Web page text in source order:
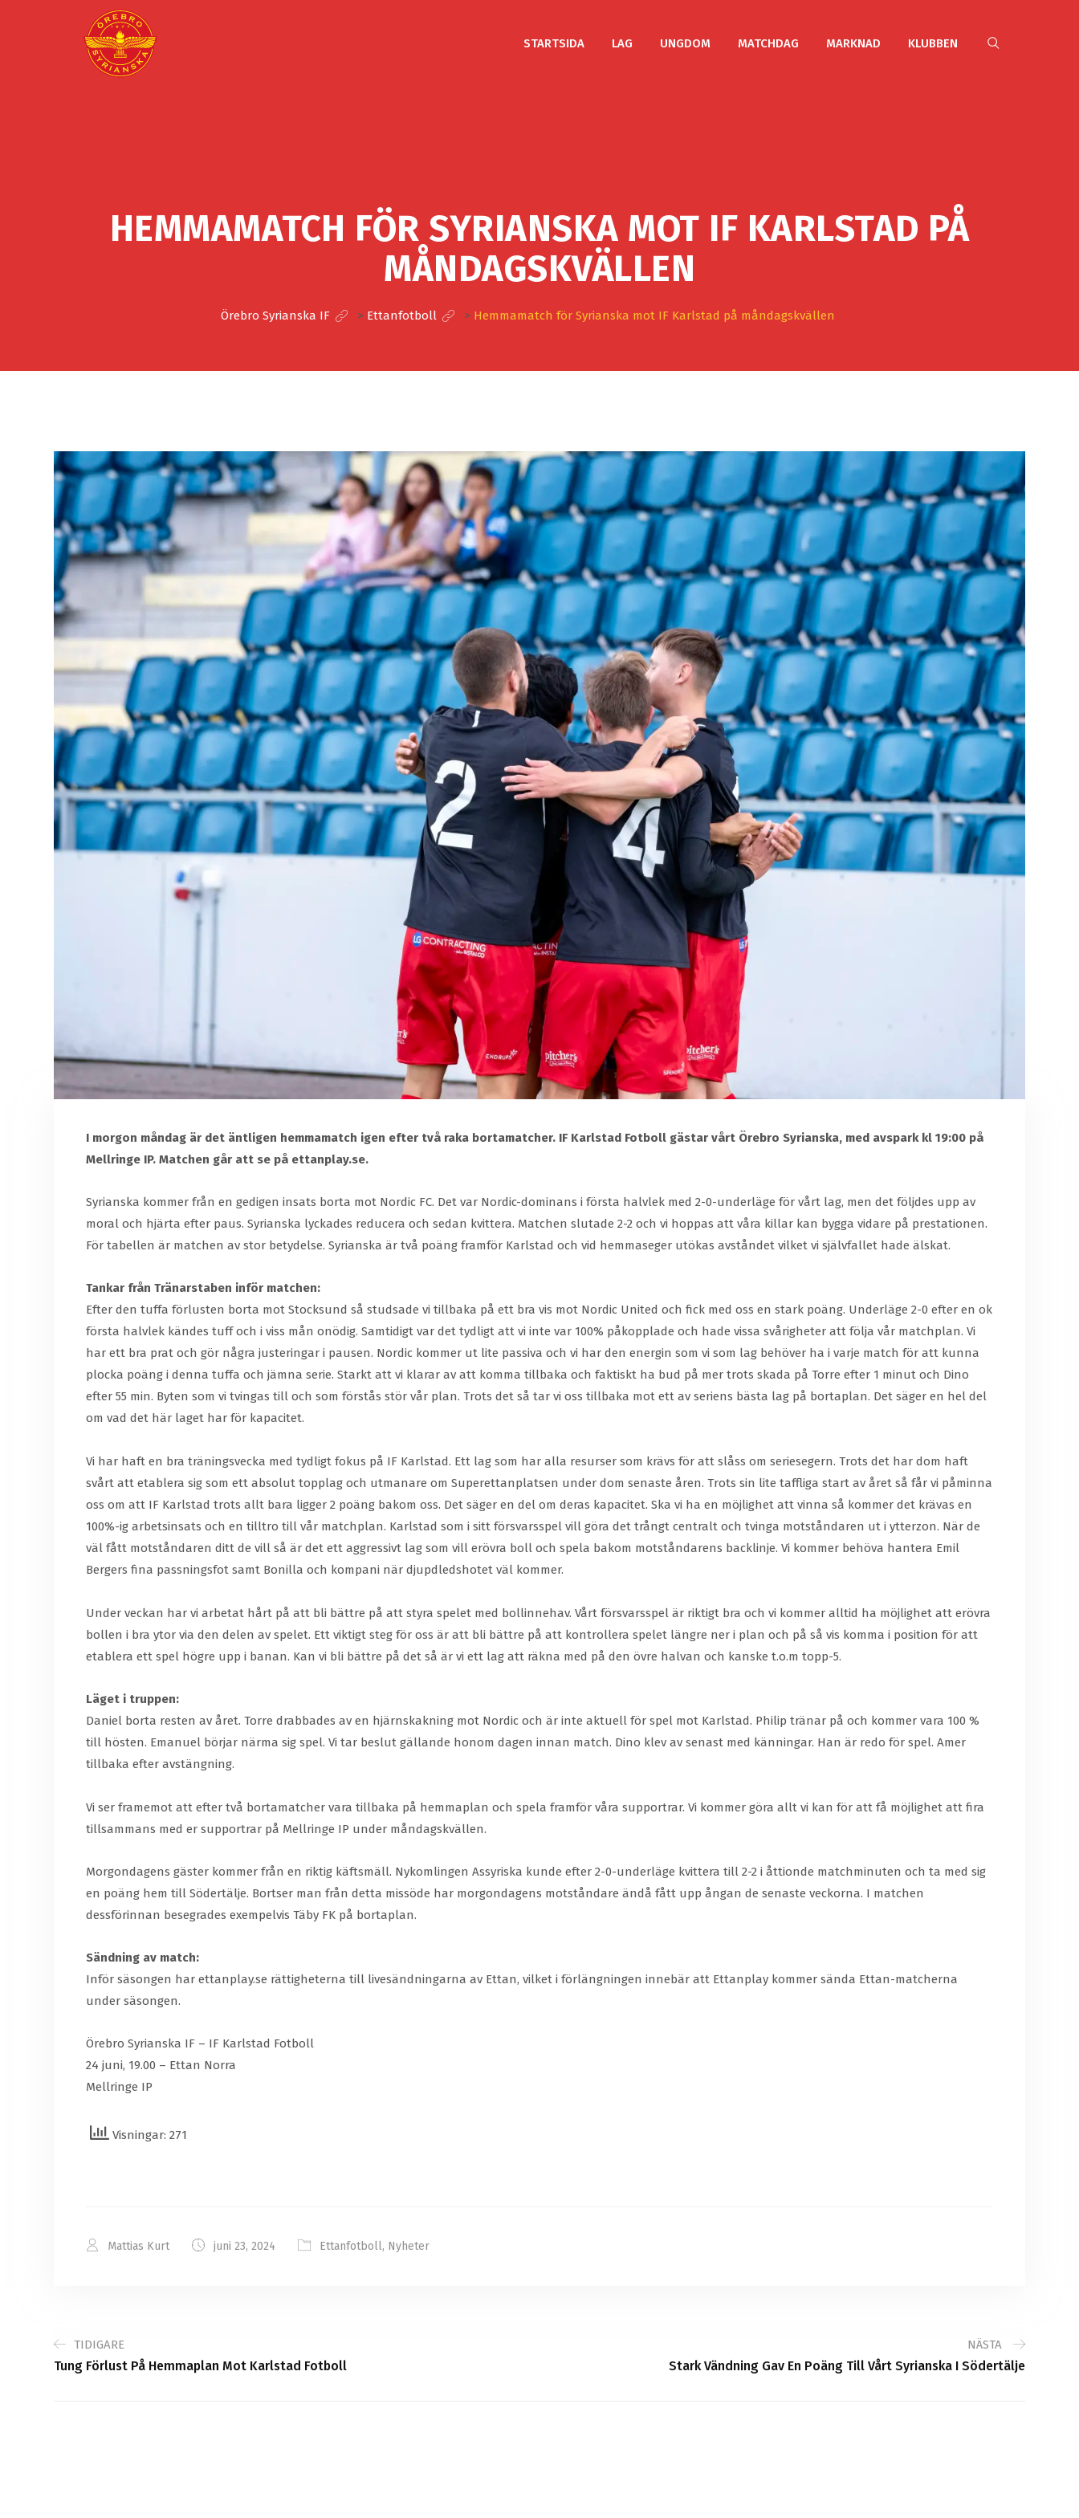
STARTSIDA LAG UNGDOM MATCHDAG MARKNAD KLUBBEN
HEMMAMATCH FÖR SYRIANSKA MOT IF KARLSTAD PÅ
MÅNDAGSKVÄLLEN
Örebro Syrianska IF > Ettanfotboll > Hemmamatch för Syrianska mot IF Karlstad på måndagskvällen
I morgon måndag är det äntligen hemmamatch igen efter två raka bortamatcher. IF Karlstad Fotboll gästar vårt Örebro Syrianska, med avspark kl 19:00 på
Mellringe IP. Matchen går att se på ettanplay.se.
Syrianska kommer från en gedigen insats borta mot Nordic FC. Det var Nordic-dominans i första halvlek med 2-0-underläge för vårt lag, men det följdes upp av
moral och hjärta efter paus. Syrianska lyckades reducera och sedan kvittera. Matchen slutade 2-2 och vi hoppas att våra killar kan bygga vidare på prestationen.
För tabellen är matchen av stor betydelse. Syrianska är två poäng framför Karlstad och vid hemmaseger utökas avståndet vilket vi självfallet hade älskat.
Tankar från Tränarstaben inför matchen:
Efter den tuffa förlusten borta mot Stocksund så studsade vi tillbaka på ett bra vis mot Nordic United och fick med oss en stark poäng. Underläge 2-0 efter en ok
första halvlek kändes tuff och i viss mån onödig. Samtidigt var det tydligt att vi inte var 100% påkopplade och hade vissa svårigheter att följa vår matchplan. Vi
har ett bra prat och gör några justeringar i pausen. Nordic kommer ut lite passiva och vi har den energin som vi som lag behöver ha i varje match för att kunna
plocka poäng i denna tuffa och jämna serie. Starkt att vi klarar av att komma tillbaka och faktiskt ha bud på mer trots skada på Torre efter 1 minut och Dino
efter 55 min. Byten som vi tvingas till och som förstås stör vår plan. Trots det så tar vi oss tillbaka mot ett av seriens bästa lag på bortaplan. Det säger en hel del
om vad det här laget har för kapacitet.
Vi har haft en bra träningsvecka med tydligt fokus på IF Karlstad. Ett lag som har alla resurser som krävs för att slåss om seriesegern. Trots det har dom haft
svårt att etablera sig som ett absolut topplag och utmanare om Superettanplatsen under dom senaste åren. Trots sin lite taffliga start av året så får vi påminna
oss om att IF Karlstad trots allt bara ligger 2 poäng bakom oss. Det säger en del om deras kapacitet. Ska vi ha en möjlighet att vinna så kommer det krävas en
100%-ig arbetsinsats och en tilltro till vår matchplan. Karlstad som i sitt försvarsspel vill göra det trångt centralt och tvinga motståndaren ut i ytterzon. När de
väl fått motståndaren ditt de vill så är det ett aggressivt lag som vill erövra boll och spela bakom motståndarens backlinje. Vi kommer behöva hantera Emil
Bergers fina passningsfot samt Bonilla och kompani när djupdledshotet väl kommer.
Under veckan har vi arbetat hårt på att bli bättre på att styra spelet med bollinnehav. Vårt försvarsspel är riktigt bra och vi kommer alltid ha möjlighet att erövra
bollen i bra ytor via den delen av spelet. Ett viktigt steg för oss är att bli bättre på att kontrollera spelet längre ner i plan och på så vis komma i position för att
etablera ett spel högre upp i banan. Kan vi bli bättre på det så är vi ett lag att räkna med på den övre halvan och kanske t.o.m topp-5.
Läget i truppen:
Daniel borta resten av året. Torre drabbades av en hjärnskakning mot Nordic och är inte aktuell för spel mot Karlstad. Philip tränar på och kommer vara 100 %
till hösten. Emanuel börjar närma sig spel. Vi tar beslut gällande honom dagen innan match. Dino klev av senast med känningar. Han är redo för spel. Amer
tillbaka efter avstängning.
Vi ser framemot att efter två bortamatcher vara tillbaka på hemmaplan och spela framför våra supportrar. Vi kommer göra allt vi kan för att få möjlighet att fira
tillsammans med er supportrar på Mellringe IP under måndagskvällen.
Morgondagens gäster kommer från en riktig käftsmäll. Nykomlingen Assyriska kunde efter 2-0-underläge kvittera till 2-2 i åttionde matchminuten och ta med sig
en poäng hem till Södertälje. Bortser man från detta missöde har morgondagens motståndare ändå fått upp ångan de senaste veckorna. I matchen
dessförinnan besegrades exempelvis Täby FK på bortaplan.
Sändning av match:
Inför säsongen har ettanplay.se rättigheterna till livesändningarna av Ettan, vilket i förlängningen innebär att Ettanplay kommer sända Ettan-matcherna
under säsongen.
Örebro Syrianska IF – IF Karlstad Fotboll
24 juni, 19.00 – Ettan Norra
Mellringe IP
Visningar: 271
Mattias Kurt juni 23, 2024 Ettanfotboll, Nyheter
TIDIGARE
Tung Förlust På Hemmaplan Mot Karlstad Fotboll
NÄSTA
Stark Vändning Gav En Poäng Till Vårt Syrianska I Södertälje